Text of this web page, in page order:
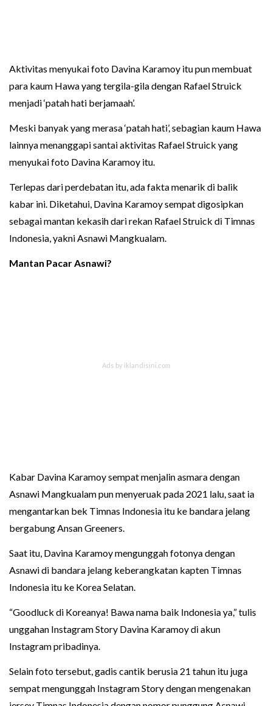
Aktivitas menyukai foto Davina Karamoy itu pun membuat
para kaum Hawa yang tergila-gila dengan Rafael Struick
menjadi ‘patah hati berjamaah’.
Meski banyak yang merasa ‘patah hati’, sebagian kaum Hawa
lainnya menanggapi santai aktivitas Rafael Struick yang
menyukai foto Davina Karamoy itu.
Terlepas dari perdebatan itu, ada fakta menarik di balik
kabar ini. Diketahui, Davina Karamoy sempat digosipkan
sebagai mantan kekasih dari rekan Rafael Struick di Timnas
Indonesia, yakni Asnawi Mangkualam.
Mantan Pacar Asnawi?
Kabar Davina Karamoy sempat menjalin asmara dengan
Asnawi Mangkualam pun menyeruak pada 2021 lalu, saat ia
mengantarkan bek Timnas Indonesia itu ke bandara jelang
bergabung Ansan Greeners.
Saat itu, Davina Karamoy mengunggah fotonya dengan
Asnawi di bandara jelang keberangkatan kapten Timnas
Indonesia itu ke Korea Selatan.
“Goodluck di Koreanya! Bawa nama baik Indonesia ya,” tulis
unggahan Instagram Story Davina Karamoy di akun
Instagram pribadinya.
Selain foto tersebut, gadis cantik berusia 21 tahun itu juga
sempat mengunggah Instagram Story dengan mengenakan